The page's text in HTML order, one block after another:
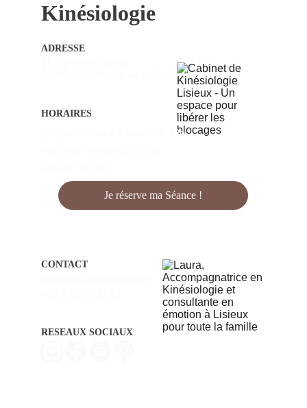
Kinésiologie
ADRESSE
CONTACT
HORAIRES
RESEAUX SOCIAUX
Du Lundi / Mardi / Jeudi : 9h-19h
Je réserve ma Séance !